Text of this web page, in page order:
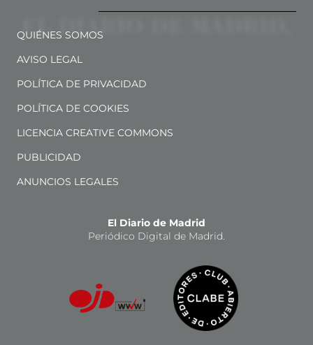
QUIÉNES SOMOS
AVISO LEGAL
POLÍTICA DE PRIVACIDAD
POLÍTICA DE COOKIES
LICENCIA CREATIVE COMMONS
PUBLICIDAD
ANUNCIOS LEGALES
El Diario de Madrid
Periódico Digital de Madrid.